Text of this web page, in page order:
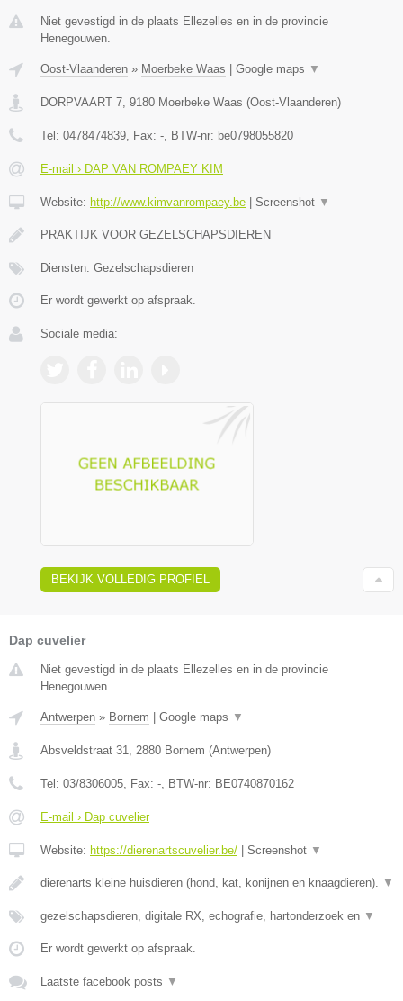
Niet gevestigd in de plaats Ellezelles en in de provincie
Henegouwen.
Oost-Vlaanderen » Moerbeke Waas Google maps ▼
DORPVAART 7 9180 Moerbeke Waas (Oost-Vlaanderen)
Tel: 0478474839 , Fax: - , BTW-nr: be0798055820
E-mail › DAP VAN ROMPAEY KIM
Website: http://www.kimvanrompaey.be Screenshot ▼
PRAKTIJK VOOR GEZELSCHAPSDIEREN
Diensten: Gezelschapsdieren
Er wordt gewerkt op afspraak.
Sociale media:
BEKIJK VOLLEDIG PROFIEL
Dap cuvelier
Niet gevestigd in de plaats Ellezelles en in de provincie
Henegouwen.
Antwerpen » Bornem | Google maps ▼
Absveldstraat 31 2880 Bornem (Antwerpen)
Tel: 03/8306005 , Fax: - , BTW-nr: BE0740870162
E-mail › Dap cuvelier
Website: https://dierenartscuvelier.be/ | Screenshot ▼
dierenarts kleine huisdieren (hond, kat, konijnen en knaagdieren). ▼
gezelschapsdieren, digitale RX, echografie, hartonderzoek en ▼
Er wordt gewerkt op afspraak.
Laatste facebook posts ▼